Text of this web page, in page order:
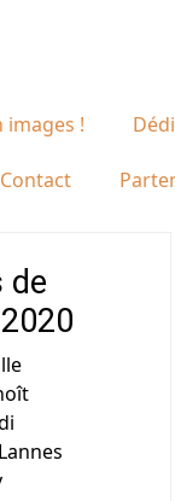
images !
Contact
de